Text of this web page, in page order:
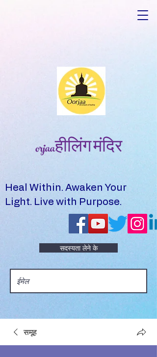
orjaaहीलिंग मंदिर
Heal Within. Awaken Your
Light. Live with Purpose.
सदस्यता लेने के
समूह